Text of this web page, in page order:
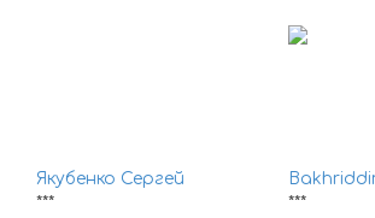
Якубенко Сергей
***
***